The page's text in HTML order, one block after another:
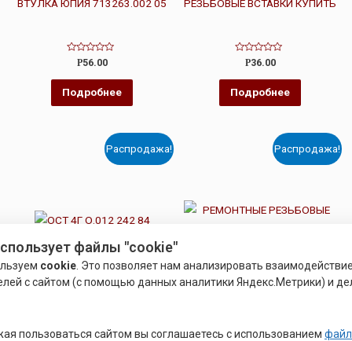
ВТУЛКА ЮПИЯ 713263.002 05
Оценка
из
Р56.00
Подробнее
РЕЗЬБОВЫЕ ВСТАВКИ КУПИТЬ
Оценка
из
Р36.00
Подробнее
Распродажа!
ОСТ 4Г О.012 242 84
Распродажа!
РЕМОНТНЫЕ РЕЗЬБОВЫЕ
файлы "cookie"
cookie . Это позволяет нам анализировать
с сайтом (с помощью данных аналитики Яндекс.Метрики) и
пользоваться сайтом вы соглашаетесь с использованием